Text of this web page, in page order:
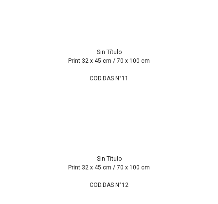
Sin Título
Print 32 x 45 cm / 70 x 100 cm
COD.DAS N°11
Sin Título
Print 32 x 45 cm / 70 x 100 cm
COD.DAS N°12